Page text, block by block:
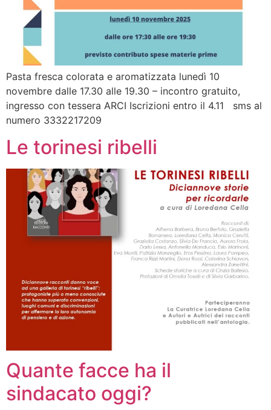
Pasta fresca colorata e aromatizzata lunedì 10
novembre dalle 17.30 alle 19.30 – incontro gratuito,
ingresso con tessera ARCI Iscrizioni entro il 4.11 sms al
numero 3332217209
Le torinesi ribelli
Quante facce ha il
sindacato oggi?